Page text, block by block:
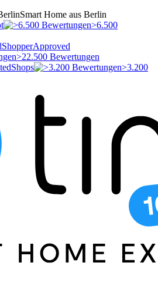
Smart Home aus Berlin
>6.500
ShopperApproved
>22.500 Bewertungen
>3.200